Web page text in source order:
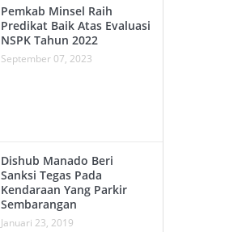
Pemkab Minsel Raih
Predikat Baik Atas Evaluasi
NSPK Tahun 2022
September 07, 2023
Dishub Manado Beri
Sanksi Tegas Pada
Kendaraan Yang Parkir
Sembarangan
Januari 23, 2019